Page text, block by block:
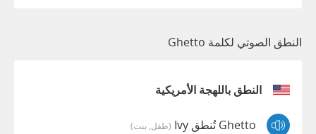
النطق الصوتي لكلمة Ghetto
النطق باللهجة الأمريكية
Ghetto تُنطق Ivy (طفل, بنت)